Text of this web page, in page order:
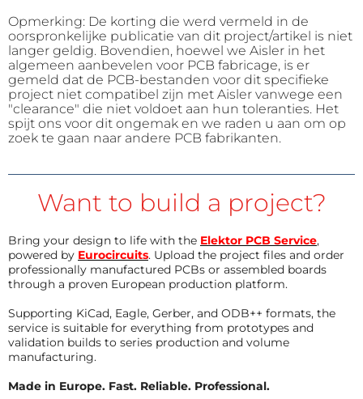
Opmerking: De korting die werd vermeld in de
oorspronkelijke publicatie van dit project/artikel is niet
langer geldig. Bovendien, hoewel we Aisler in het
algemeen aanbevelen voor PCB fabricage, is er
gemeld dat de PCB-bestanden voor dit specifieke
project niet compatibel zijn met Aisler vanwege een
"clearance" die niet voldoet aan hun toleranties. Het
spijt ons voor dit ongemak en we raden u aan om op
zoek te gaan naar andere PCB fabrikanten.
Want to build a project?
Bring your design to life with the Elektor PCB Service,
powered by Eurocircuits. Upload the project files and order
professionally manufactured PCBs or assembled boards
through a proven European production platform.
Supporting KiCad, Eagle, Gerber, and ODB++ formats, the
service is suitable for everything from prototypes and
validation builds to series production and volume
manufacturing.
Made in Europe. Fast. Reliable. Professional.